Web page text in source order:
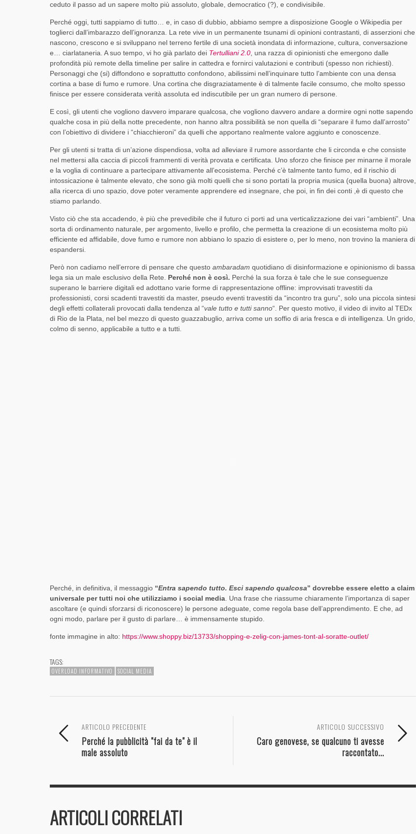
ceduto il passo ad un sapere molto più assoluto, globale, democratico (?), e condivisibile.
Perché oggi, tutti sappiamo di tutto… e, in caso di dubbio, abbiamo sempre a disposizione Google o Wikipedia per
toglierci dall’imbarazzo dell’ignoranza. La rete vive in un permanente tsunami di opinioni contrastanti, di asserzioni che
nascono, crescono e si sviluppano nel terreno fertile di una società inondata di informazione, cultura, conversazione
e… ciarlataneria. A suo tempo, vi ho già parlato dei Tertulliani 2.0, una razza di opinionisti che emergono dalle
profondità più remote della timeline per salire in cattedra e fornirci valutazioni e contributi (spesso non richiesti).
Personaggi che (si) diffondono e soprattutto confondono, abilissimi nell’inquinare tutto l’ambiente con una densa
cortina a base di fumo e rumore. Una cortina che disgraziatamente è di talmente facile consumo, che molto spesso
finisce per essere considerata verità assoluta ed indiscutibile per un gran numero di persone.
E così, gli utenti che vogliono davvero imparare qualcosa, che vogliono davvero andare a dormire ogni notte sapendo
qualche cosa in più della notte precedente, non hanno altra possibilità se non quella di “separare il fumo dall’arrosto”
con l’obiettivo di dividere i “chiacchieroni” da quelli che apportano realmente valore aggiunto e conoscenze.
Per gli utenti si tratta di un’azione dispendiosa, volta ad alleviare il rumore assordante che li circonda e che consiste
nel mettersi alla caccia di piccoli frammenti di verità provata e certificata. Uno sforzo che finisce per minarne il morale
e la voglia di continuare a partecipare attivamente all’ecosistema. Perché c’è talmente tanto fumo, ed il rischio di
intossicazione è talmente elevato, che sono già molti quelli che si sono portati la propria musica (quella buona) altrove,
alla ricerca di uno spazio, dove poter veramente apprendere ed insegnare, che poi, in fin dei conti ,è di questo che
stiamo parlando.
Visto ciò che sta accadendo, è più che prevedibile che il futuro ci porti ad una verticalizzazione dei vari “ambienti”. Una
sorta di ordinamento naturale, per argomento, livello e profilo, che permetta la creazione di un ecosistema molto più
efficiente ed affidabile, dove fumo e rumore non abbiano lo spazio di esistere o, per lo meno, non trovino la maniera di
espandersi.
Però non cadiamo nell’errore di pensare che questo ambaradam quotidiano di disinformazione e opinionismo di bassa
lega sia un male esclusivo della Rete. Perché non è così. Perché la sua forza è tale che le sue conseguenze
superano le barriere digitali ed adottano varie forme di rappresentazione offline: improvvisati travestiti da
professionisti, corsi scadenti travestiti da master, pseudo eventi travestiti da “incontro tra guru”, solo una piccola sintesi
degli effetti collaterali provocati dalla tendenza al “vale tutto e tutti sanno“. Per questo motivo, il video di invito al TEDx
di Rio de la Plata, nel bel mezzo di questo guazzabuglio, arriva come un soffio di aria fresca e di intelligenza. Un grido,
colmo di senno, applicabile a tutto e a tutti.
Perché, in definitiva, il messaggio “Entra sapendo tutto. Esci sapendo qualcosa” dovrebbe essere eletto a claim
universale per tutti noi che utilizziamo i social media . Una frase che riassume chiaramente l’importanza di saper
ascoltare (e quindi sforzarsi di riconoscere) le persone adeguate, come regola base dell’apprendimento. E che, ad
ogni modo, parlare per il gusto di parlare… è immensamente stupido.
fonte immagine in alto: https://www.shoppy.biz/13733/shopping-e-zelig-con-james-tont-al-soratte-outlet/
TAGS:
OVERLOAD INFORMATIVO SOCIAL MEDIA
ARTICOLO SUCCESSIVO
Caro genovese, se qualcuno ti avesse
raccontato...
ARTICOLO PRECEDENTE
Perché la pubblicità "fai da te" è il
male assoluto
ARTICOLI CORRELATI